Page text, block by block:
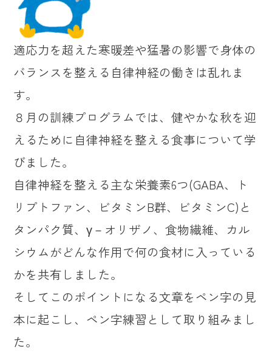
適応力を超えた寒暖差や猛暑の影響で身体の
バランスを整える自律神経の働きは乱れま
す。
８月の訓練プログラムでは、健やかな秋を迎
えるために自律神経を整える食事について学
びました。
自律神経を整える主な栄養素6つ(GABA、ト
リプトファン、ビタミンB群、ビタミンC)と
タンパク質、γ－オリザノ、食物繊維、カル
シウムがどんな作用で何の食材に入っている
かを共有しました。
そしてこのポイントになる文章をペン字の見
本に起こし、ペン字練習として取り組みまし
た。